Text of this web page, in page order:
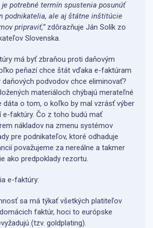
potrebné termín spustenia posunúť
podnikatelia, ale aj štátne inštitúcie
pripraviť,” zdôrazňuje Ján Solík zo
Slovenska.
má byť zbraňou proti daňovým
peňazí chce štát vďaka e-faktúram
daňových podvodov chce eliminovať?
materiáloch chýbajú merateľné
dáta o tom, o koľko by mal vzrásť výber
e-faktúry. Čo z toho budú mať
nákladov na zmenu systémov
pre podnikateľov, ktoré odhaduje
považujeme za nereálne a takmer
ako predpoklady rezortu.
e-faktúry:
sa má týkať všetkých platiteľov
faktúr, hoci to európske
(tzv. goldplating).